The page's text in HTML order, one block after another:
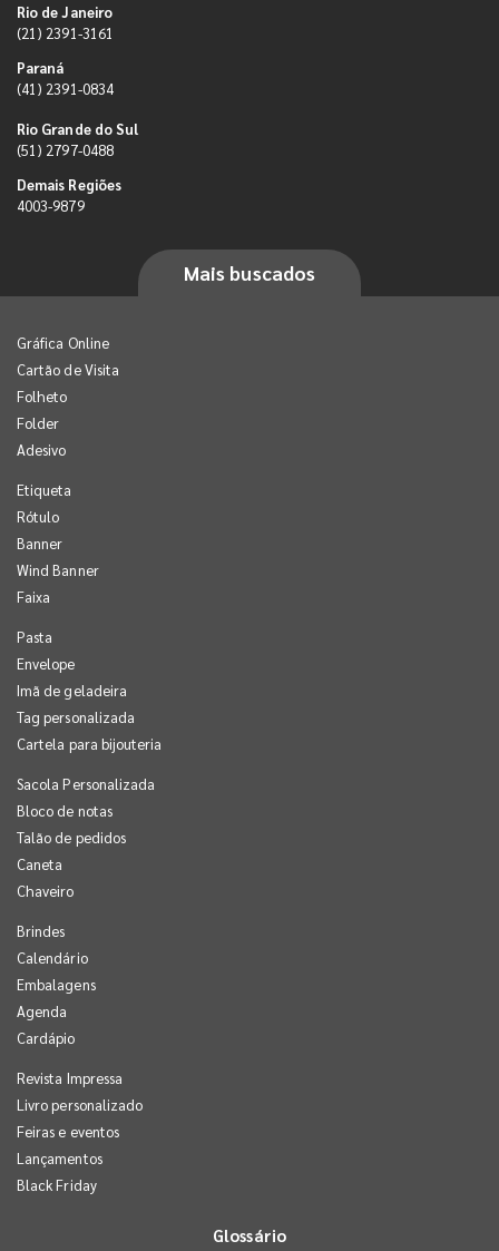
Rio de Janeiro
(21) 2391-3161
Paraná
(41) 2391-0834
Rio Grande do Sul
(51) 2797-0488
Demais Regiões
4003-9879
Mais buscados
Gráfica Online
Cartão de Visita
Folheto
Folder
Adesivo
Etiqueta
Rótulo
Banner
Wind Banner
Faixa
Pasta
Envelope
Imã de geladeira
Tag personalizada
Cartela para bijouteria
Sacola Personalizada
Bloco de notas
Talão de pedidos
Caneta
Chaveiro
Brindes
Calendário
Embalagens
Agenda
Cardápio
Revista Impressa
Livro personalizado
Feiras e eventos
Lançamentos
Black Friday
Glossário